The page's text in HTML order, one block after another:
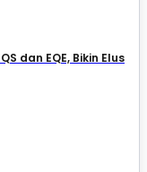
dan EQE, Bikin Elus